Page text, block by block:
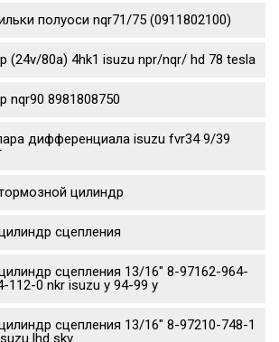
полуоси nqr71/75 (0911802100)
(24v/80a) 4hk1 isuzu npr/nqr/ hd 78 tesla
nqr90 8981808750
дифференциала isuzu fvr34 9/39
цилиндр
сцепления
сцепления 13/16" 8-97162-964-
112-0 nkr isuzu y 94-99 y
сцепления 13/16" 8-97210-748-1
lhd skv